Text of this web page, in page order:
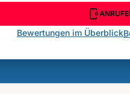
Bewertungen im Überblick